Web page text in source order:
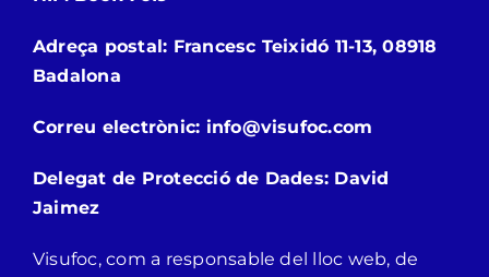
Adreça postal: Francesc Teixidó 11-13, 08918
Badalona
Correu electrònic: info@visufoc.com
Delegat de Protecció de Dades: David
Jaimez
Visufoc, com a responsable del lloc web, de